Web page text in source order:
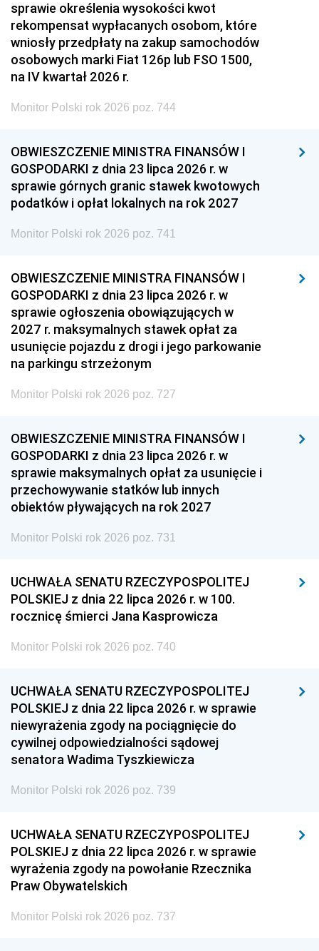
sprawie określenia wysokości kwot
rekompensat wypłacanych osobom, które
wniosły przedpłaty na zakup samochodów
osobowych marki Fiat 126p lub FSO 1500,
na IV kwartał 2026 r.
Monitor Polski rok 2026 poz. 744
OBWIESZCZENIE MINISTRA FINANSÓW I
GOSPODARKI z dnia 23 lipca 2026 r. w
sprawie górnych granic stawek kwotowych
podatków i opłat lokalnych na rok 2027
Monitor Polski rok 2026 poz. 741
OBWIESZCZENIE MINISTRA FINANSÓW I
GOSPODARKI z dnia 23 lipca 2026 r. w
sprawie ogłoszenia obowiązujących w
2027 r. maksymalnych stawek opłat za
usunięcie pojazdu z drogi i jego parkowanie
na parkingu strzeżonym
Monitor Polski rok 2026 poz. 727
OBWIESZCZENIE MINISTRA FINANSÓW I
GOSPODARKI z dnia 23 lipca 2026 r. w
sprawie maksymalnych opłat za usunięcie i
przechowywanie statków lub innych
obiektów pływających na rok 2027
Monitor Polski rok 2026 poz. 731
UCHWAŁA SENATU RZECZYPOSPOLITEJ
POLSKIEJ z dnia 22 lipca 2026 r. w 100.
rocznicę śmierci Jana Kasprowicza
Monitor Polski rok 2026 poz. 740
UCHWAŁA SENATU RZECZYPOSPOLITEJ
POLSKIEJ z dnia 22 lipca 2026 r. w sprawie
niewyrażenia zgody na pociągnięcie do
cywilnej odpowiedzialności sądowej
senatora Wadima Tyszkiewicza
Monitor Polski rok 2026 poz. 739
UCHWAŁA SENATU RZECZYPOSPOLITEJ
POLSKIEJ z dnia 22 lipca 2026 r. w sprawie
wyrażenia zgody na powołanie Rzecznika
Praw Obywatelskich
Monitor Polski rok 2026 poz. 737